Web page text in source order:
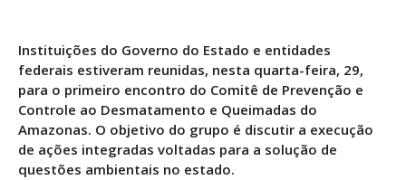
Instituições do Governo do Estado e entidades
federais estiveram reunidas, nesta quarta-feira, 29,
para o primeiro encontro do Comitê de Prevenção e
Controle ao Desmatamento e Queimadas do
Amazonas. O objetivo do grupo é discutir a execução
de ações integradas voltadas para a solução de
questões ambientais no estado.